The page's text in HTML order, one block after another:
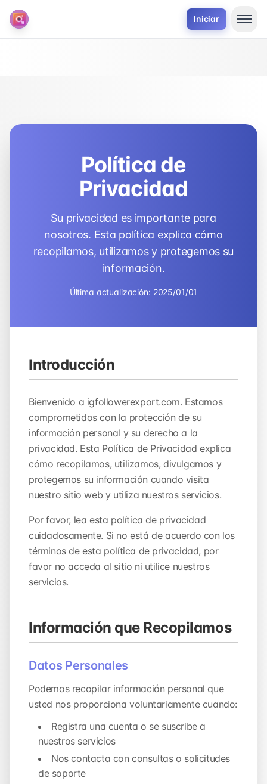
Iniciar
Política de
Privacidad
Su privacidad es importante para
nosotros. Esta política explica cómo
recopilamos, utilizamos y protegemos su
información.
Última actualización: 2025/01/01
Introducción
Bienvenido a igfollowerexport.com. Estamos
comprometidos con la protección de su
información personal y su derecho a la
privacidad. Esta Política de Privacidad explica
cómo recopilamos, utilizamos, divulgamos y
protegemos su información cuando visita
nuestro sitio web y utiliza nuestros servicios.
Por favor, lea esta política de privacidad
cuidadosamente. Si no está de acuerdo con los
términos de esta política de privacidad, por
favor no acceda al sitio ni utilice nuestros
servicios.
Información que Recopilamos
Datos Personales
Podemos recopilar información personal que
usted nos proporciona voluntariamente cuando:
Registra una cuenta o se suscribe a
nuestros servicios
Nos contacta con consultas o solicitudes
de soporte